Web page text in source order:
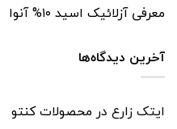
معرفی آزلائیک اسید ۱۰% آنوا
آخرین دیدگاه‌ها
ایتک زارع در محصولات کنتو